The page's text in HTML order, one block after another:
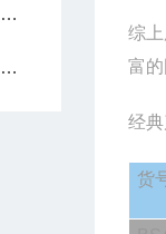
综
富
经
货